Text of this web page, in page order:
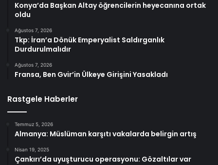
Konya’da Başkan Altay öğrencilerin heyecanına ortak
oldu
Ağustos 7, 2026
Tkp: İran’a Dönük Emperyalist Saldırganlık
Durdurulmalıdır
Ağustos 7, 2026
Fransa, Ben Gvir’in Ülkeye Girişini Yasakladı
Rastgele Haberler
Temmuz 5, 2026
Almanya: Müslüman karşıtı vakalarda belirgin artış
Nisan 19, 2025
Çankırı’da uyuşturucu operasyonu: Gözaltılar var